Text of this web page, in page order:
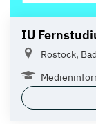
IU
Rostock,